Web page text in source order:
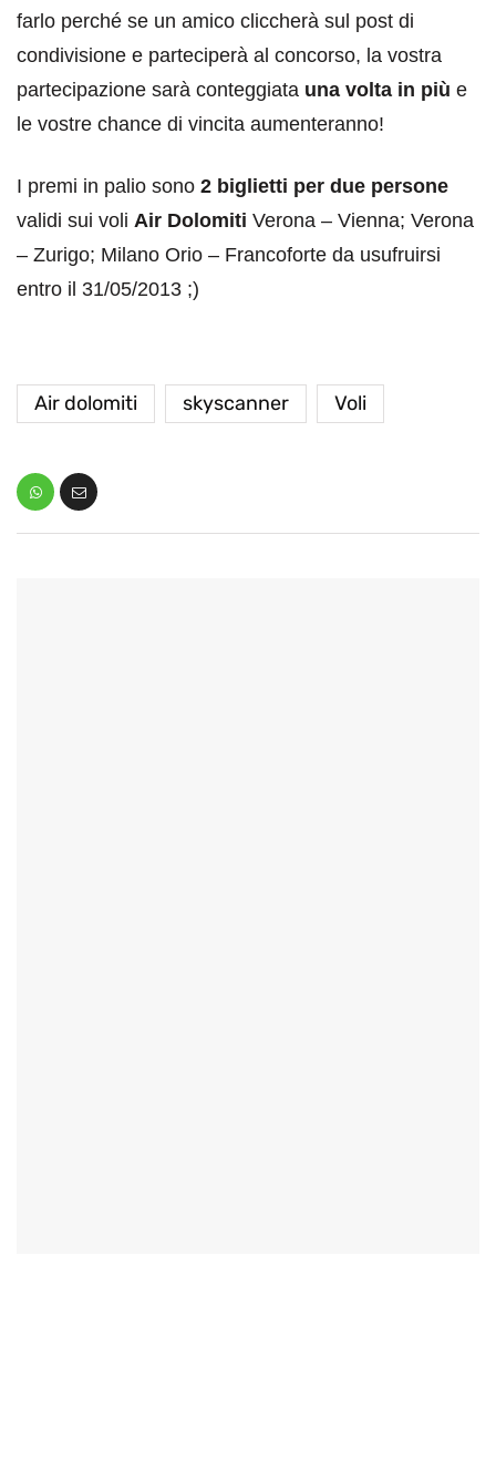
farlo perché se un amico cliccherà sul post di
condivisione e parteciperà al concorso, la vostra
partecipazione sarà conteggiata una volta in più e
le vostre chance di vincita aumenteranno!
I premi in palio sono 2 biglietti per due persone
validi sui voli Air Dolomiti Verona – Vienna; Verona
– Zurigo; Milano Orio – Francoforte da usufruirsi
entro il 31/05/2013 ;)
Air dolomiti skyscanner Voli